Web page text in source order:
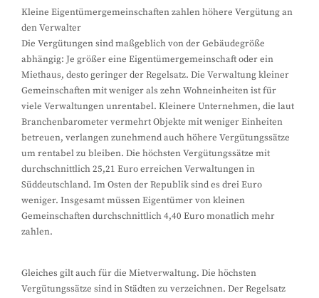
Kleine Eigentümergemeinschaften zahlen höhere Vergütung an
den Verwalter
Die Vergütungen sind maßgeblich von der Gebäudegröße
abhängig: Je größer eine Eigentümergemeinschaft oder ein
Miethaus, desto geringer der Regelsatz. Die Verwaltung kleiner
Gemeinschaften mit weniger als zehn Wohneinheiten ist für
viele Verwaltungen unrentabel. Kleinere Unternehmen, die laut
Branchenbarometer vermehrt Objekte mit weniger Einheiten
betreuen, verlangen zunehmend auch höhere Vergütungssätze
um rentabel zu bleiben. Die höchsten Vergütungssätze mit
durchschnittlich 25,21 Euro erreichen Verwaltungen in
Süddeutschland. Im Osten der Republik sind es drei Euro
weniger. Insgesamt müssen Eigentümer von kleinen
Gemeinschaften durchschnittlich 4,40 Euro monatlich mehr
zahlen.
Gleiches gilt auch für die Mietverwaltung. Die höchsten
Vergütungssätze sind in Städten zu verzeichnen. Der Regelsatz